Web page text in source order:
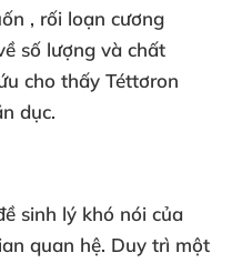
, rối loạn cương
số lượng và chất
cho thấy Téttơron
dục.
sinh lý khó nói của
quan hệ. Duy trì một